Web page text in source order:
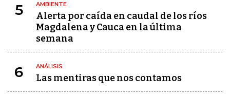
5 AMBIENTE
Alerta por caída en caudal de los ríos
Magdalena y Cauca en la última
semana
6 ANÁLISIS
Las mentiras que nos contamos